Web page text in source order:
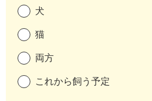
犬
猫
両方
これから飼う予定